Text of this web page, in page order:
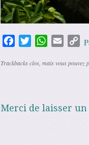
FacebookTwitterWhatsApp
Email
Trackbacks clos, mais vous pouvez
Merci de laisser